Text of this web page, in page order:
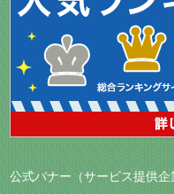
公式バナー（サービス提供